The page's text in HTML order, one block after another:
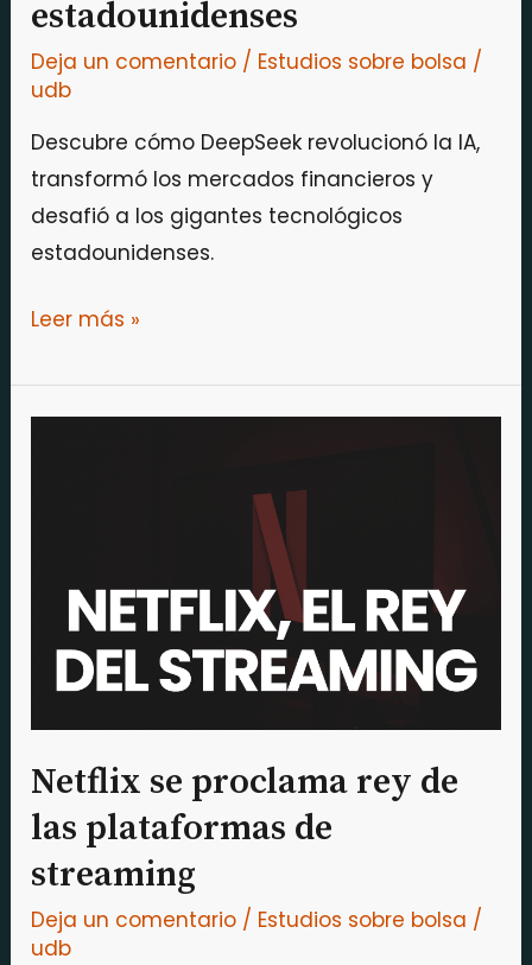
estadounidenses
Deja un comentario / Estudios sobre bolsa /
udb
Descubre cómo DeepSeek revolucionó la IA,
transformó los mercados financieros y
desafió a los gigantes tecnológicos
estadounidenses.
Leer más »
Netflix se proclama rey de
las plataformas de
streaming
Deja un comentario / Estudios sobre bolsa /
udb
plataformas
de
streaming